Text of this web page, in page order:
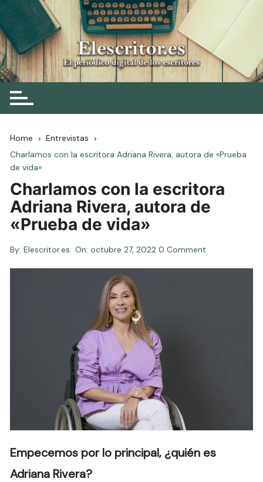
Skip
to
content
Elescritor.es
El periódico digital de los escritores
Home
Entrevistas
Charlamos con la escritora Adriana Rivera, autora de «Prueba
de vida»
Charlamos con la escritora
Adriana Rivera, autora de
«Prueba de vida»
By: Elescritor.es On:octubre 27, 2022 0 Comment
Empecemos por lo principal, ¿quién es
Adriana Rivera?